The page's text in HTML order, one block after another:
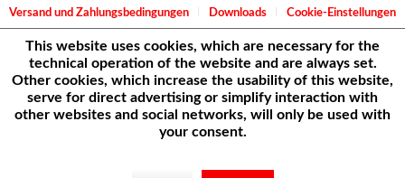
Versand und Zahlungsbedingungen Downloads Cookie-Einstellungen
This website uses cookies, which are necessary for the
technical operation of the website and are always set.
Other cookies, which increase the usability of this website,
serve for direct advertising or simplify interaction with
other websites and social networks, will only be used with
your consent.